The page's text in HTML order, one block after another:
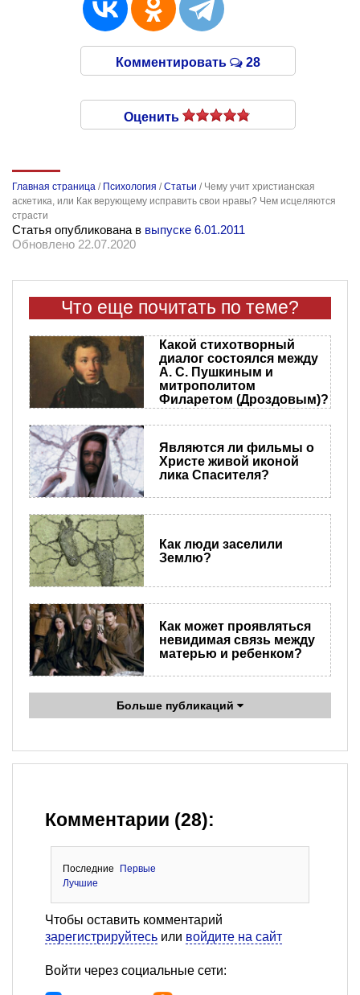
Комментировать 28
Оценить
Главная страница / Психология /Статьи / Чему учит христианская
аскетика, или Как верующему исправить свои нравы? Чем исцеляются
страсти
Статья опубликована в выпуске 6.01.2011
Обновлено 22.07.2020
Что еще почитать по теме?
Какой стихотворный
диалог состоялся между
А. С. Пушкиным и
митрополитом
Филаретом (Дроздовым)?
Являются ли фильмы о
Христе живой иконой
лика Спасителя?
Как люди заселили
Землю?
Как может проявляться
невидимая связь между
матерью и ребенком?
Больше публикаций
Комментарии (28):
Последние
Первые
Лучшие
Чтобы оставить комментарий
зарегистрируйтесь или войдите на сайт
Войти через социальные сети: